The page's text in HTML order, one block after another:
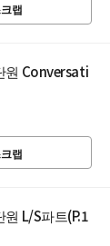
랩
원 Conversati
랩
L/S파트(P.1